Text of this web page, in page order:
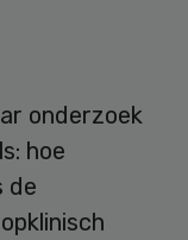
onderzoek
hoe
de